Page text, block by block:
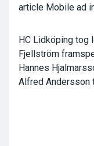
article Mobile ad
HC Lidköping tog
Fjellström
Hannes
Alfred Andersson